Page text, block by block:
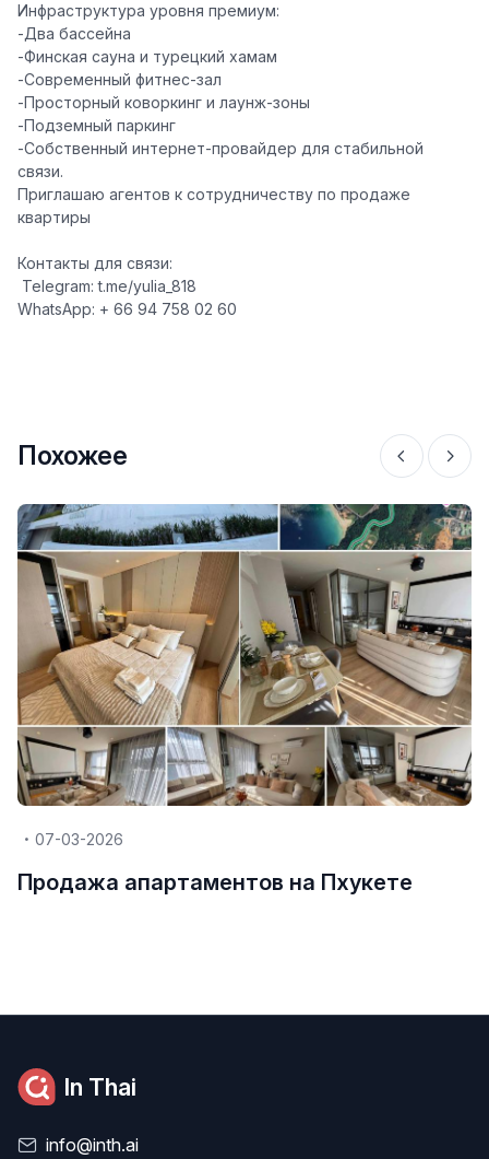
Инфраструктура уровня премиум:
-Два бассейна
-Финская сауна и турецкий хамам
-Современный фитнес-зал
-Просторный коворкинг и лаунж-зоны
-Подземный паркинг
-Собственный интернет-провайдер для стабильной
связи.
Приглашаю агентов к сотрудничеству по продаже
квартиры
Контакты для связи:
️ Telegram: t.me/yulia_818
WhatsApp: + 66 94 758 02 60
Похожее
07-03-2026
Продажа апартаментов на Пхукете
In Thai
info@inth.ai